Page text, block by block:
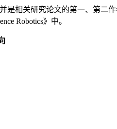
相关研究论文的第一、第二作
Robotics》中。